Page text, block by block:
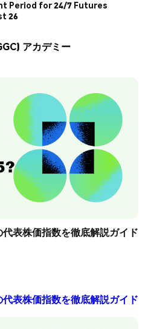
Period for 24/7 Futures
26
アカデミー
表株価指数を徹底解説ガイド
表株価指数を徹底解説ガイド